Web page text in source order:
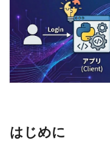
はじめに